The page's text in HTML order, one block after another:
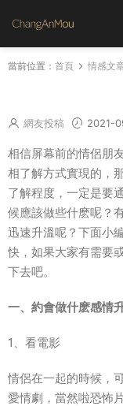
當前位置： 首頁 情感文
網友投稿 2021-
相信屏幕前的情侶朋
相了解方式實現的，
了解程度，一定是要
候應該做些什麽呢？
迅速升溫呢？下面小
快，如果大家有需要
下去吧。
一、約會做什麽感情
1、看電影
情侶在一起的時候，
愛情劇，當然啦恐怖